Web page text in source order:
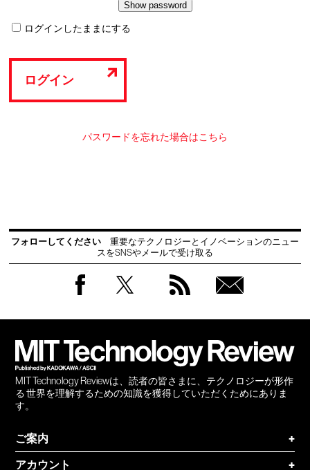
ログインしたままにする
ログイン
パスワードを忘れた場合はこちら
フォローしてください
重要なテクノロジーとイノベーションのニュー
スをSNSやメールで受け取る
MIT Technology Reviewは、読者の皆さまに、テクノロジーが形作
る 世界を理解するための知識を獲得していただくためにありま
す。
ご案内
+
アカウント
+